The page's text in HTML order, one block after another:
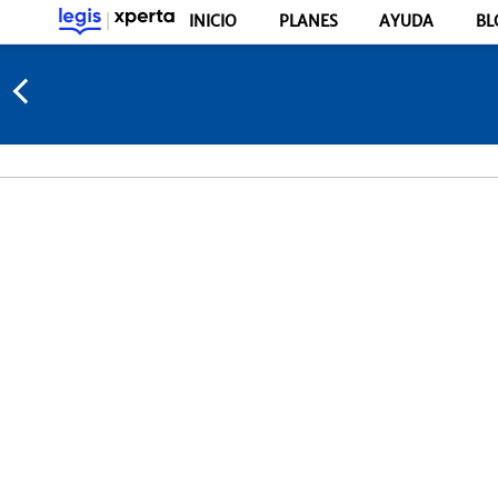
INICIO PLANES AYUDA